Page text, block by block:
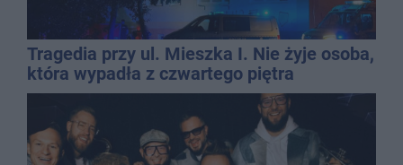
Tragedia przy ul. Mieszka I. Nie żyje osoba,
która wypadła z czwartego piętra